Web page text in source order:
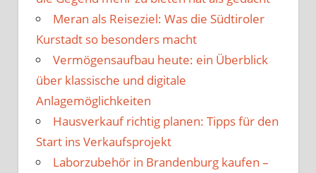
Meran als Reiseziel: Was die Südtiroler
Kurstadt so besonders macht
Vermögensaufbau heute: ein Überblick
über klassische und digitale
Anlagemöglichkeiten
Hausverkauf richtig planen: Tipps für den
Start ins Verkaufsprojekt
Laborzubehör in Brandenburg kaufen –